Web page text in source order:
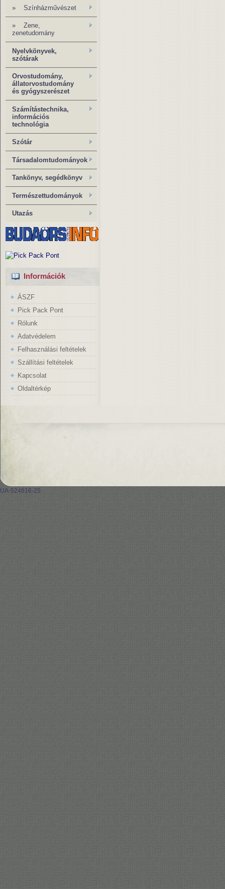
» Színházművészet
» Zene,
zenetudomány
Nyelvkönyvek,
szótárak
Orvostudomány,
állatorvostudomány
és gyógyszerészet
Számítástechnika,
információs
technológia
Szótár
Társadalomtudományok
Tankönyv, segédkönyv
Természettudományok
Utazás
Információk
ÁSZF
Pick Pack Pont
Rólunk
Adatvédelem
Felhasználási feltételek
Szállítási feltételek
Kapcsolat
Oldaltérkép
UA-524616-25